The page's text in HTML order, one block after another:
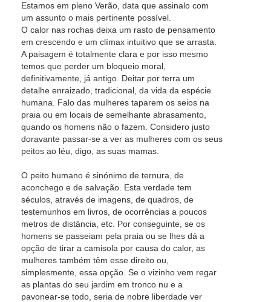
Estamos em pleno Verão, data que assinalo com
um assunto o mais pertinente possível.
O calor nas rochas deixa um rasto de pensamento
em crescendo e um clímax intuitivo que se arrasta.
A paisagem é totalmente clara e por isso mesmo
temos que perder um bloqueio moral,
definitivamente, já antigo. Deitar por terra um
detalhe enraizado, tradicional, da vida da espécie
humana. Falo das mulheres taparem os seios na
praia ou em locais de semelhante abrasamento,
quando os homens não o fazem. Considero justo
doravante passar-se a ver as mulheres com os seus
peitos ao léu, digo, as suas mamas.
O peito humano é sinónimo de ternura, de
aconchego e de salvação. Esta verdade tem
séculos, através de imagens, de quadros, de
testemunhos em livros, de ocorrências a poucos
metros de distância, etc. Por conseguinte, se os
homens se passeiam pela praia ou se lhes dá a
opção de tirar a camisola por causa do calor, as
mulheres também têm esse direito ou,
simplesmente, essa opção. Se o vizinho vem regar
as plantas do seu jardim em tronco nu e a
pavonear-se todo, seria de nobre liberdade ver